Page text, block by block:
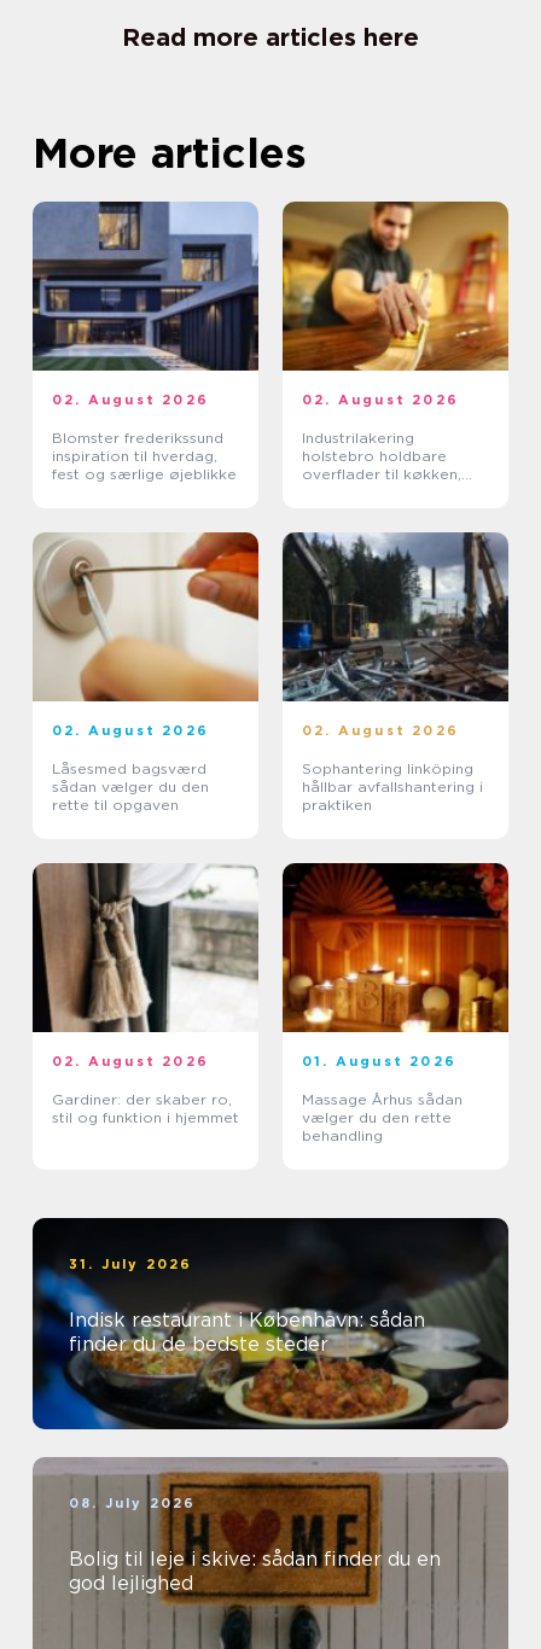
Read more articles here
More articles
02. August 2026
Blomster frederikssund
inspiration til hverdag,
fest og særlige øjeblikke
02. August 2026
Industrilakering
holstebro holdbare
overflader til køkken,
02. August 2026
Låsesmed bagsværd
sådan vælger du den
rette til opgaven
02. August 2026
Sophantering linköping
hållbar avfallshantering i
praktiken
02. August 2026
Gardiner: der skaber ro,
stil og funktion i hjemmet
01. August 2026
Massage Århus sådan
vælger du den rette
behandling
31. July 2026
Indisk restaurant i København: sådan
finder du de bedste steder
08. July 2026
Bolig til leje i skive: sådan finder du en
god lejlighed